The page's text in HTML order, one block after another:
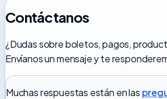
Contáctanos
¿Dudas sobre boletos, pagos,
Envíanos un mensaje y te
Muchas respuestas están en las